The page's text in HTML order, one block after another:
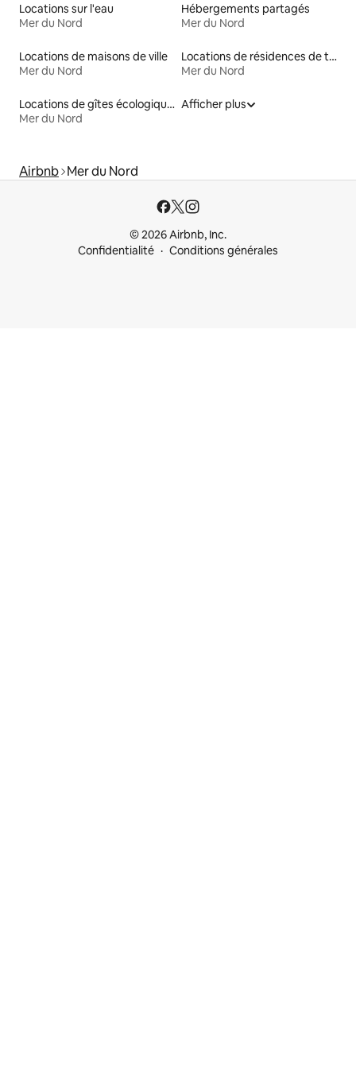
Locations sur l'eau
Mer du Nord
Hébergements partagés
Mer du Nord
Locations de maisons de ville
Mer du Nord
Locations de résidences de tourisme
Mer du Nord
Locations de gîtes écologiques
Mer du Nord
Afficher plus
Airbnb Mer du Nord
© 2026 Airbnb, Inc.
Confidentialité
Conditions générales